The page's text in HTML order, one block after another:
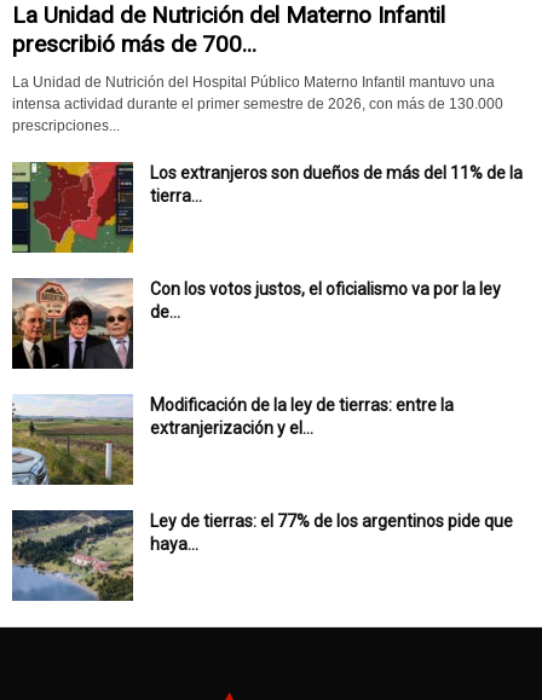
La Unidad de Nutrición del Materno Infantil
prescribió más de 700...
La Unidad de Nutrición del Hospital Público Materno Infantil mantuvo una
intensa actividad durante el primer semestre de 2026, con más de 130.000
prescripciones...
Los extranjeros son dueños de más del 11% de la
tierra...
Con los votos justos, el oficialismo va por la ley
de...
Modificación de la ley de tierras: entre la
extranjerización y el...
Ley de tierras: el 77% de los argentinos pide que
haya...